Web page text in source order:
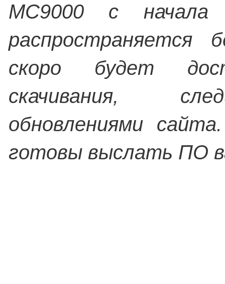
MC9000 с
распространяется
скоро будет
скачивания,
обновлениями
готовы выслать ПО